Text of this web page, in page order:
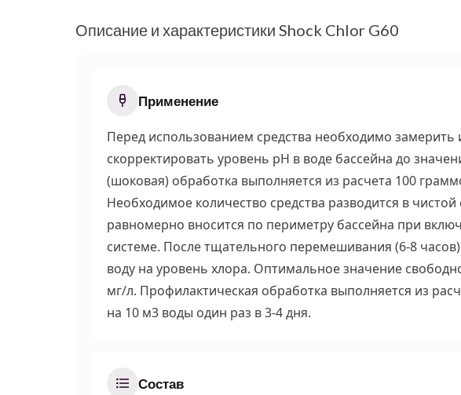
Описание и характеристики Shock Chlor G60
Применение
Перед использованием средства необходимо замерить
скорректировать уровень pH в воде бассейна до
(шоковая) обработка выполняется из расчета 100
Необходимое количество средства разводится в
равномерно вносится по периметру бассейна при
системе. После тщательного перемешивания (6-8
воду на уровень хлора. Оптимальное значение
мг/л. Профилактическая обработка выполняется из
на 10 м3 воды один раз в 3-4 дня.
Состав